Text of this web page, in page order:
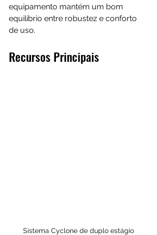
equipamento mantém um bom
equilíbrio entre robustez e conforto
de uso.
Recursos Principais
Sistema Cyclone de duplo estágio